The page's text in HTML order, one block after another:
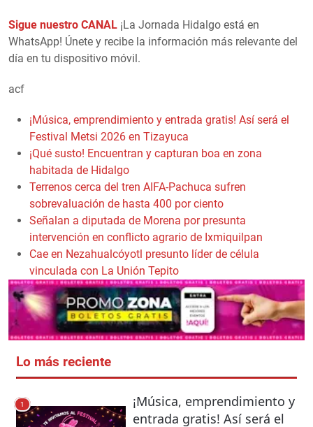
Sigue nuestro CANAL ¡La Jornada Hidalgo está en
WhatsApp! Únete y recibe la información más relevante del
día en tu dispositivo móvil.
acf
¡Música, emprendimiento y entrada gratis! Así será el
Festival Metsi 2026 en Tizayuca
¡Qué susto! Encuentran y capturan boa en zona
habitada de Hidalgo
Terrenos cerca del tren AIFA-Pachuca sufren
sobrevaluación de hasta 400 por ciento
Señalan a diputada de Morena por presunta
intervención en conflicto agrario de Ixmiquilpan
Cae en Nezahualcóyotl presunto líder de célula
vinculada con La Unión Tepito
Lo más reciente
1
¡Música, emprendimiento y
entrada gratis! Así será el